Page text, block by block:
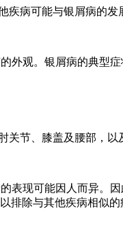
病可能与银屑病的发
外观。银屑病的典型症
关节、膝盖及腰部，
表现可能因人而异。
排除与其他疾病相似的